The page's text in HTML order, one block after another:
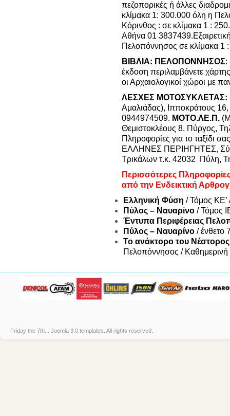
πεζοπορικές ή άλλες
κλίμακα 1: 300.000 όλη η
Κόρινθος : σε κλίμακα 1 :
Αθήνα 01
Πελοπόννησος σε κλίμακα 1
ΒΙΒΛΙΑ: ΠΕΛΟΠΟΝΝΗΣΟΣ:
έκδοση περιλαμβάνετε
οι Αρχαιολογικοί χώροι με
ΛΕΣΧΕΣ ΜΟΤΟΣΥΚΛΕΤΑΣ:
Αμαλιάδας), Ιπποκράτους
0944974509. ΜΟΤΟ.ΛΕ.Π.
Θεμιστοκλέους 8, Πύργος,
Πληροφορίες για το ταξίδι
ΕΛΛΗΝΕΣ ΠΕΡΙΗΓΗΤΕΣ,
Τρικάλων τ.κ. 42032 Πύλη,
Περισσότερες
από την Ενδεικτική
Ελληνική Φύση / Τόμος ΚΕ’
Πύλος – Ναυαρίνο / Τόμος
Έντυπα Περιφέρειας
Πύλος – Ναυαρίνο / ένθετο
Το ανάκτορο του
Πελοπόννησος / Καθημερινή
Friday the 7th. . Joomla 3.0 templates . All rights reserved.